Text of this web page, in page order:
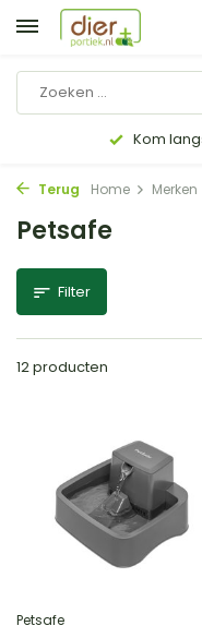
Kom
Terug Home Merken
Petsafe
Filter
12 producten
Petsafe